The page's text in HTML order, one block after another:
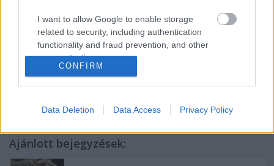
I want to allow Google to enable storage
related to security, including authentication
functionality and fraud prevention, and other
user protection.
CONFIRM
Data Deletion Data Access Privacy Policy
forrás: Kovács Frigyes
igazgató
Népszínház, Magyar Társulat, Szabadka
Ajánlott bejegyzések: